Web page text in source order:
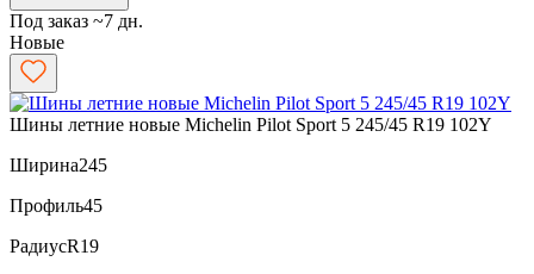
Под заказ ~7 дн.
Новые
Шины летние новые Michelin Pilot Sport 5 245/45 R19 102Y
Ширина245
Профиль45
РадиусR19